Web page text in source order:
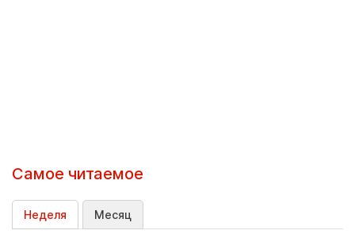
Самое читаемое
Неделя Месяц